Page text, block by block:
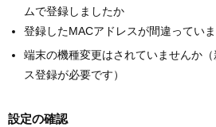
ムで登録しましたか
登録したMACアドレスが間違ってい
端末の機種変更はされていませんか
ス登録が必要です）
設定の確認